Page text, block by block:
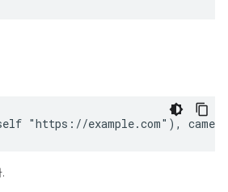
"https://example.com"),